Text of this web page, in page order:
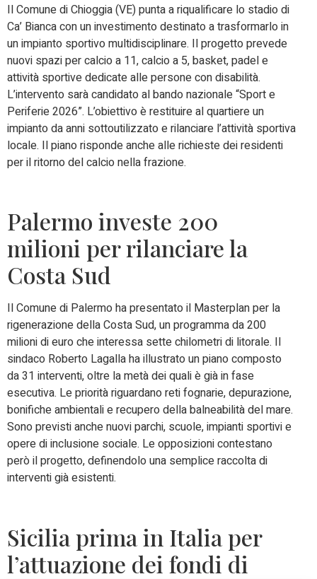
Il Comune di Chioggia (VE) punta a riqualificare lo stadio di
Ca’ Bianca con un investimento destinato a trasformarlo in
un impianto sportivo multidisciplinare. Il progetto prevede
nuovi spazi per calcio a 11, calcio a 5, basket, padel e
attività sportive dedicate alle persone con disabilità.
L’intervento sarà candidato al bando nazionale “Sport e
Periferie 2026”. L’obiettivo è restituire al quartiere un
impianto da anni sottoutilizzato e rilanciare l’attività sportiva
locale. Il piano risponde anche alle richieste dei residenti
per il ritorno del calcio nella frazione.
Palermo investe 200
milioni per rilanciare la
Costa Sud
Il Comune di Palermo ha presentato il Masterplan per la
rigenerazione della Costa Sud, un programma da 200
milioni di euro che interessa sette chilometri di litorale. Il
sindaco Roberto Lagalla ha illustrato un piano composto
da 31 interventi, oltre la metà dei quali è già in fase
esecutiva. Le priorità riguardano reti fognarie, depurazione,
bonifiche ambientali e recupero della balneabilità del mare.
Sono previsti anche nuovi parchi, scuole, impianti sportivi e
opere di inclusione sociale. Le opposizioni contestano
però il progetto, definendolo una semplice raccolta di
interventi già esistenti.
Sicilia prima in Italia per
l’attuazione dei fondi di